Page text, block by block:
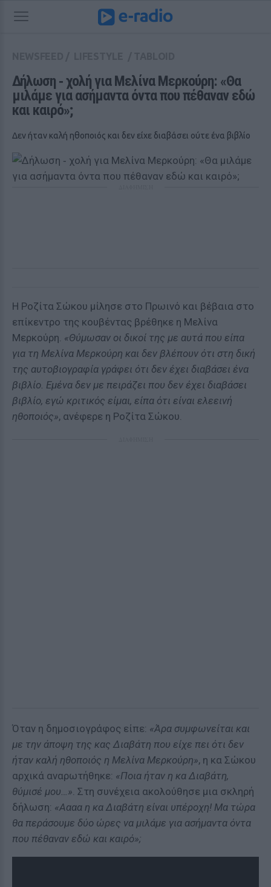
Δήλωση ‑ χολή για Μελίνα Μερκούρη: «Θα
μιλάμε για ασήμαντα όντα που πέθαναν εδώ
και καιρό»;
Δεν ήταν καλή ηθοποιός και δεν είχε διαβάσει ούτε ένα βιβλίο
Η Ροζίτα Σώκου μίλησε στο Πρωινό και βέβαια στο
επίκεντρο της κουβέντας βρέθηκε η Μελίνα
Μερκούρη. «Θύμωσαν οι δικοί της με αυτά που είπα
για τη Μελίνα Μερκούρη και δεν βλέπουν ότι στη δική
της αυτοβιογραφία γράφει ότι δεν έχει διαβάσει ένα
βιβλίο. Εμένα δεν με πειράζει που δεν έχει διαβάσει
βιβλίο, εγώ κριτικός είμαι, είπα ότι είναι ελεεινή
ηθοποιός», ανέφερε η Ροζίτα Σώκου.
Όταν η δημοσιογράφος είπε: «Άρα συμφωνείται και
με την άποψη της κας Διαβάτη που είχε πει ότι δεν
ήταν καλή ηθοποιός η Μελίνα Μερκούρη», η κα Σώκου
αρχικά αναρωτήθηκε: «Ποια ήταν η κα Διαβάτη,
θύμισέ μου…». Στη συνέχεια ακολούθησε μια σκληρή
δήλωση: «Αααα η κα Διαβάτη είναι υπέροχη! Μα τώρα
θα περάσουμε δύο ώρες να μιλάμε για ασήμαντα όντα
που πέθαναν εδώ και καιρό»;